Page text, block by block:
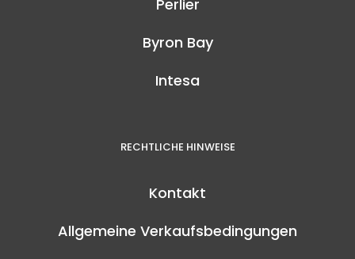
Perlier
Byron Bay
Intesa
RECHTLICHE HINWEISE
Kontakt
Allgemeine Verkaufsbedingungen